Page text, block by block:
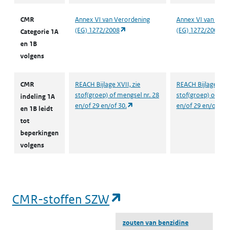
CMR
Categorie 1A
en 1B
volgens
Annex VI van Verordening
(EG) 1272/2008
(opent in een nieuw tabblad)
Annex VI van
(EG) 1272/2008
CMR
indeling 1A
en 1B leidt
tot
beperkingen
volgens
REACH Bijlage XVII, zie
stof(groep) of mengsel nr. 28
en/of 29 en/of 30.
(opent in een nieuw tabblad)
REACH Bijlage
stof(groep) of
en/of 29 en/of
CMR-stoffen SZW
zouten van benzidine